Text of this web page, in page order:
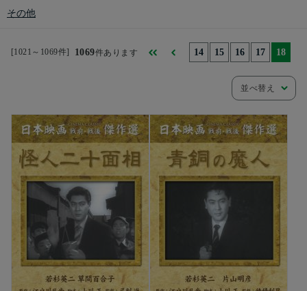
その他
[1021～1069件] 1069件あります 14 15 16 17 18
並べ替え